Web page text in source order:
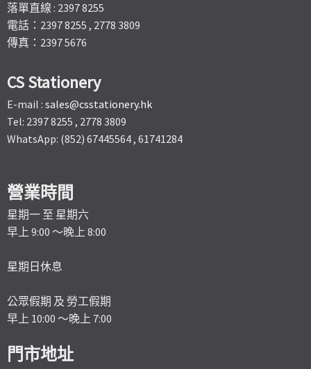
落單直線 : 2397 8255
電話：2397 8255 , 2778 3809
傳真：2397 5676
CS Stationery
E-mail : sales@csstationery.hk
Tel: 2397 8255 , 2778 3809
WhatsApp: (852) 67445564 , 61741284
營業時間
星期一 至 星期六
早上 9:00 ～晚上 8:00
星期日休息
公眾假期 及 勞工假期
早上 10:00 ～晚上 7:00
門市地址